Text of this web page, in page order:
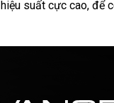
suất cực cao, để